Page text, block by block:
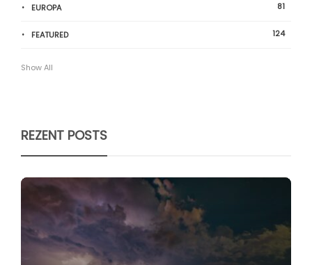
EUROPA 81
FEATURED 124
Show All
REZENT POSTS